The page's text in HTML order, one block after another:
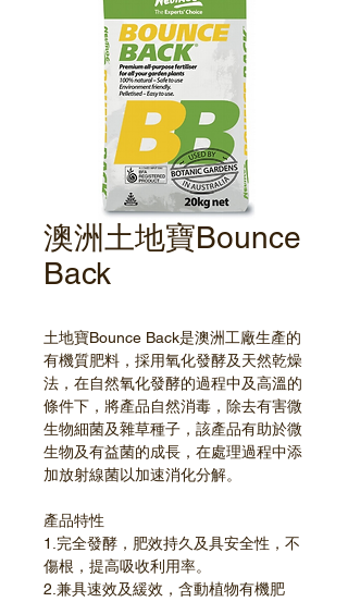
澳洲土地寶Bounce
Back
土地寶Bounce Back是澳洲工廠生產的
有機質肥料，採用氧化發酵及天然乾燥
法，在自然氧化發酵的過程中及高溫的
條件下，將產品自然消毒，除去有害微
生物細菌及雜草種子，該產品有助於微
生物及有益菌的成長，在處理過程中添
加放射線菌以加速消化分解。
產品特性
1.完全發酵，肥效持久及具安全性，不
傷根，提高吸收利用率。
2.兼具速效及緩效，含動植物有機肥